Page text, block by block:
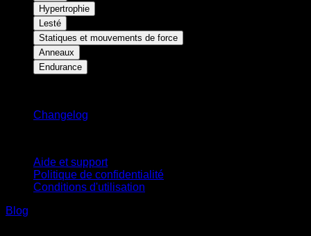
Hypertrophie
Lesté
Statiques et mouvements de force
Anneaux
Endurance
Changelog
Aide et support
Politique de confidentialité
Conditions d'utilisation
Blog